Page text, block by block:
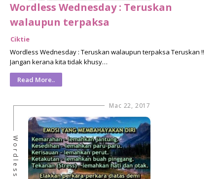
Wordless Wednesday : Teruskan
walaupun terpaksa
Ciktie
Wordless Wednesday : Teruskan walaupun terpaksa Teruskan !!
Jangan kerana kita tidak khusy…
Read More..
Mac 22, 2017
Wordless